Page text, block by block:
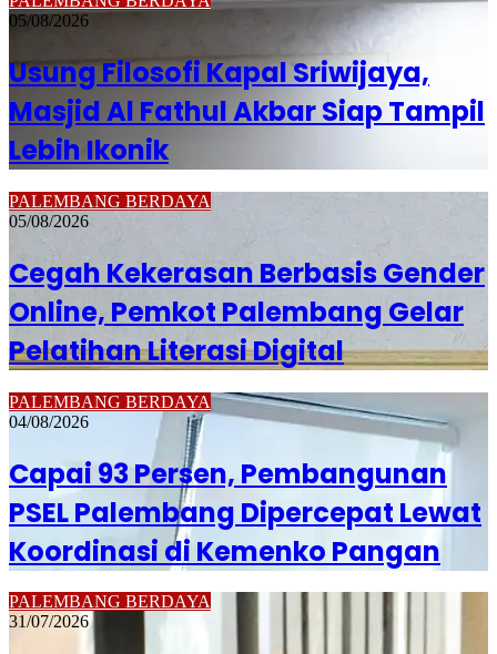
05/08/2026
Usung Filosofi Kapal Sriwijaya,
Masjid Al Fathul Akbar Siap Tampil
Lebih Ikonik
PALEMBANG BERDAYA
05/08/2026
Cegah Kekerasan Berbasis Gender
Online, Pemkot Palembang Gelar
Pelatihan Literasi Digital
PALEMBANG BERDAYA
04/08/2026
Capai 93 Persen, Pembangunan
PSEL Palembang Dipercepat Lewat
Koordinasi di Kemenko Pangan
PALEMBANG BERDAYA
31/07/2026